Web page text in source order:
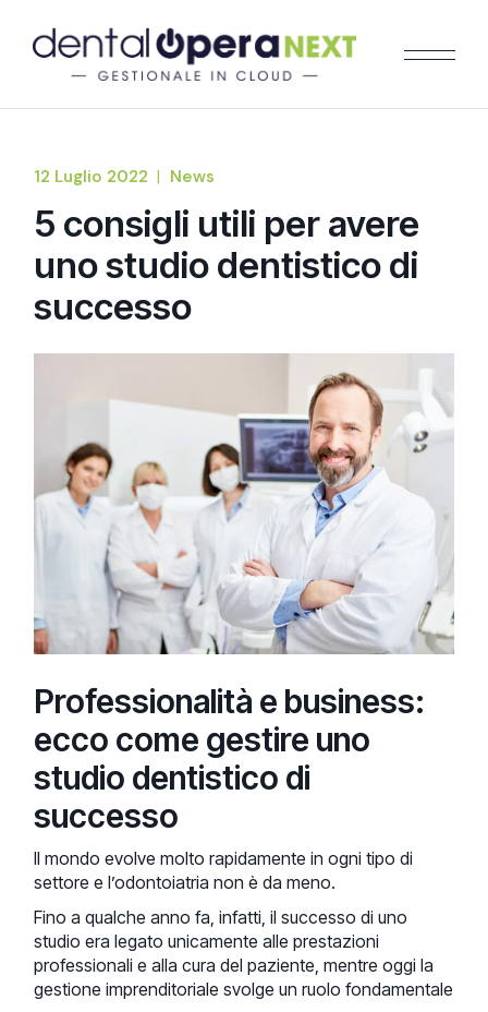
12 Luglio 2022 News
5 consigli utili per avere
uno studio dentistico di
successo
Professionalità e business:
ecco come gestire uno
studio dentistico di
successo
Il mondo evolve molto rapidamente in ogni tipo di
settore e l’odontoiatria non è da meno.
Fino a qualche anno fa, infatti, il successo di uno
studio era legato unicamente alle prestazioni
professionali e alla cura del paziente, mentre oggi la
gestione imprenditoriale svolge un ruolo fondamentale